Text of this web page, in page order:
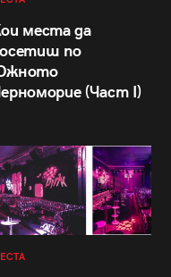
места да
по
(Част I)